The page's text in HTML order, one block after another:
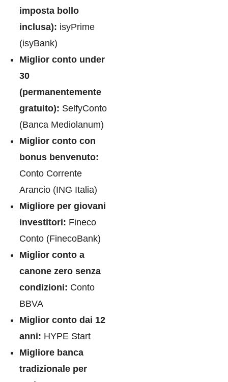
imposta bollo
inclusa): isyPrime
(isyBank)
Miglior conto under
30
(permanentemente
gratuito): SelfyConto
(Banca Mediolanum)
Miglior conto con
bonus benvenuto:
Conto Corrente
Arancio (ING Italia)
Migliore per giovani
investitori: Fineco
Conto (FinecoBank)
Miglior conto a
canone zero senza
condizioni: Conto
BBVA
Miglior conto dai 12
anni: HYPE Start
Migliore banca
tradizionale per